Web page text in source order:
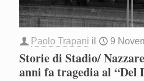
Paolo Trapani il 9
Storie di Stadio/
anni fa tragedia al “Del